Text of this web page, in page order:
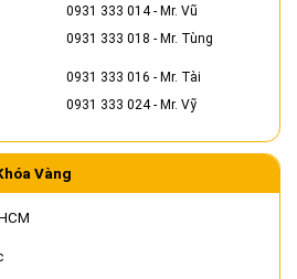
0931 333 014- Mr. Vũ
0931 333 018 - Mr. Tùng
0931 333 016 - Mr. Tài
0931 333 024- Mr. Vỹ
Vàng